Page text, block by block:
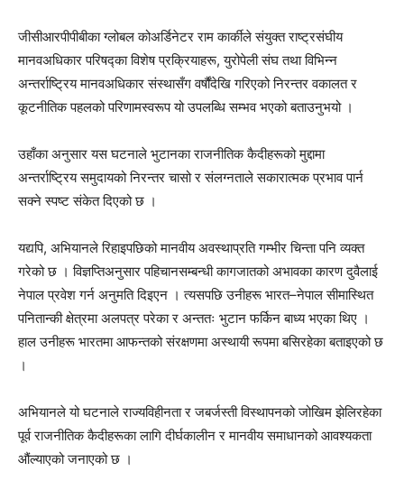
जीसीआरपीपीबीका ग्लोबल कोअर्डिनेटर राम कार्कीले संयुक्त राष्ट्रसंघीय
मानवअधिकार परिषद्का विशेष प्रक्रियाहरू, युरोपेली संघ तथा विभिन्न
अन्तर्राष्ट्रिय मानवअधिकार संस्थासँग वर्षौंदेखि गरिएको निरन्तर वकालत र
कूटनीतिक पहलको परिणामस्वरूप यो उपलब्धि सम्भव भएको बताउनुभयो ।
उहाँका अनुसार यस घटनाले भुटानका राजनीतिक कैदीहरूको मुद्दामा
अन्तर्राष्ट्रिय समुदायको निरन्तर चासो र संलग्नताले सकारात्मक प्रभाव पार्न
सक्ने स्पष्ट संकेत दिएको छ ।
यद्यपि, अभियानले रिहाइपछिको मानवीय अवस्थाप्रति गम्भीर चिन्ता पनि व्यक्त
गरेको छ । विज्ञप्तिअनुसार पहिचानसम्बन्धी कागजातको अभावका कारण दुवैलाई
नेपाल प्रवेश गर्न अनुमति दिइएन । त्यसपछि उनीहरू भारत–नेपाल सीमास्थित
पनितान्की क्षेत्रमा अलपत्र परेका र अन्ततः भुटान फर्किन बाध्य भएका थिए ।
हाल उनीहरू भारतमा आफन्तको संरक्षणमा अस्थायी रूपमा बसिरहेका बताइएको छ
।
अभियानले यो घटनाले राज्यविहीनता र जबर्जस्ती विस्थापनको जोखिम झेलिरहेका
पूर्व राजनीतिक कैदीहरूका लागि दीर्घकालीन र मानवीय समाधानको आवश्यकता
औंल्याएको जनाएको छ ।